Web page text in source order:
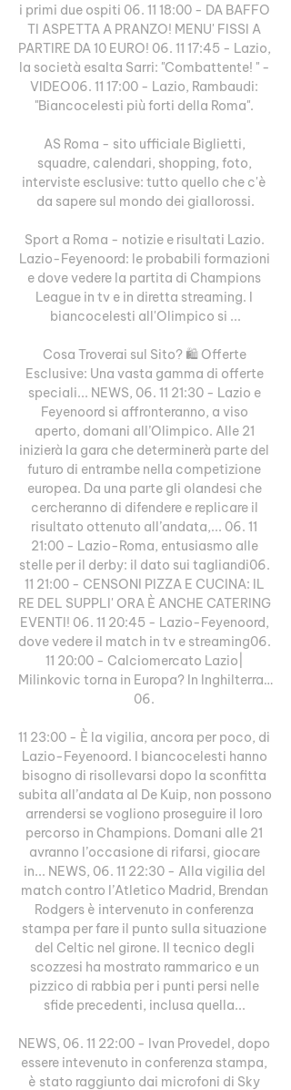
i primi due ospiti 06. 11 18:00 - DA BAFFO
TI ASPETTA A PRANZO! MENU' FISSI A
PARTIRE DA 10 EURO! 06. 11 17:45 - Lazio,
la società esalta Sarri: "Combattente! " -
VIDEO06. 11 17:00 - Lazio, Rambaudi:
"Biancocelesti più forti della Roma".
AS Roma - sito ufficiale Biglietti,
squadre, calendari, shopping, foto,
interviste esclusive: tutto quello che c'è
da sapere sul mondo dei giallorossi.
Sport a Roma - notizie e risultati Lazio.
Lazio-Feyenoord: le probabili formazioni
e dove vedere la partita di Champions
League in tv e in diretta streaming. I
biancocelesti all'Olimpico si ...
Cosa Troverai sul Sito? 🛍 Offerte
Esclusive: Una vasta gamma di offerte
speciali... NEWS, 06. 11 21:30 - Lazio e
Feyenoord si affronteranno, a viso
aperto, domani all’Olimpico. Alle 21
inizierà la gara che determinerà parte del
futuro di entrambe nella competizione
europea. Da una parte gli olandesi che
cercheranno di difendere e replicare il
risultato ottenuto all’andata,... 06. 11
21:00 - Lazio-Roma, entusiasmo alle
stelle per il derby: il dato sui tagliandi06.
11 21:00 - CENSONI PIZZA E CUCINA: IL
RE DEL SUPPLI' ORA È ANCHE CATERING
EVENTI! 06. 11 20:45 - Lazio-Feyenoord,
dove vedere il match in tv e streaming06.
11 20:00 - Calciomercato Lazio|
Milinkovic torna in Europa? In Inghilterra…
06.
11 23:00 - È la vigilia, ancora per poco, di
Lazio-Feyenoord. I biancocelesti hanno
bisogno di risollevarsi dopo la sconfitta
subita all’andata al De Kuip, non possono
arrendersi se vogliono proseguire il loro
percorso in Champions. Domani alle 21
avranno l’occasione di rifarsi, giocare
in... NEWS, 06. 11 22:30 - Alla vigilia del
match contro l’Atletico Madrid, Brendan
Rodgers è intervenuto in conferenza
stampa per fare il punto sulla situazione
del Celtic nel girone. Il tecnico degli
scozzesi ha mostrato rammarico e un
pizzico di rabbia per i punti persi nelle
sfide precedenti, inclusa quella...
NEWS, 06. 11 22:00 - Ivan Provedel, dopo
essere intevenuto in conferenza stampa,
è stato raggiunto dai microfoni di Sky